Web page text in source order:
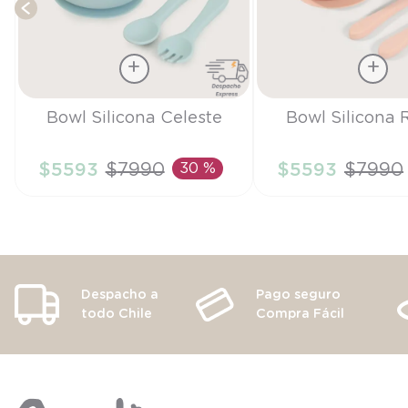
Talla
AÑADIR AL CARRITO
Bowl Silicona Celeste
$5593 $7990 30 %
Talla
AÑADIR AL
Bowl Silicona
$5593 $7990
Despacho a
todo Chile
Pago seguro
Compra Fácil